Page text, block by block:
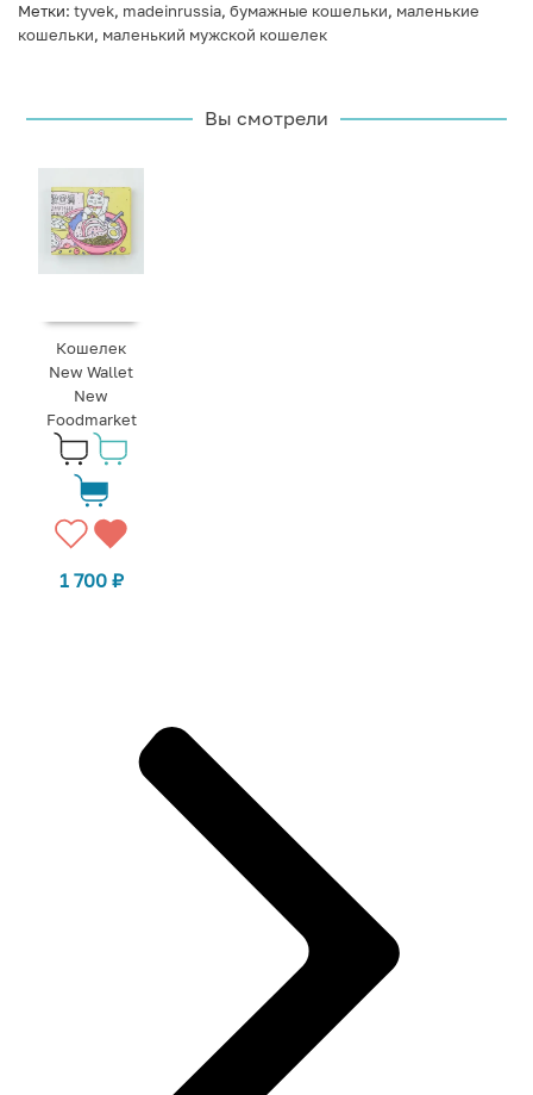
Метки: tyvek, madeinrussia, бумажные кошельки, маленькие
кошельки, маленький мужской кошелек
Вы смотрели
Кошелек
New Wallet
New
Foodmarket
1 700 ₽